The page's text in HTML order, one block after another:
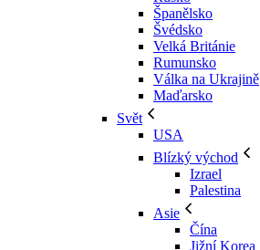
Španělsko
Švédsko
Velká Británie
Rumunsko
Válka na Ukrajině
Maďarsko
Svět
USA
Blízký východ
Izrael
Palestina
Asie
Čína
Jižní Korea